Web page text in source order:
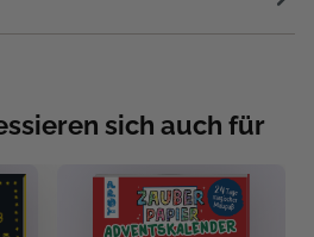
sich auch für